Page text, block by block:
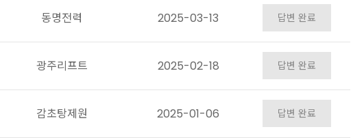
동명전력 2025-03-13 답변 완료
광주리프트 2025-02-18 답변 완료
감초탕제원 2025-01-06 답변 완료